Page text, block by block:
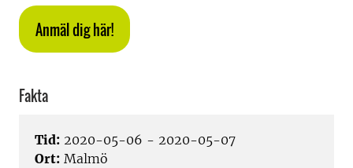
Anmäl dig här!
Fakta
Tid: 2020-05-06 - 2020-05-07
Ort: Malmö